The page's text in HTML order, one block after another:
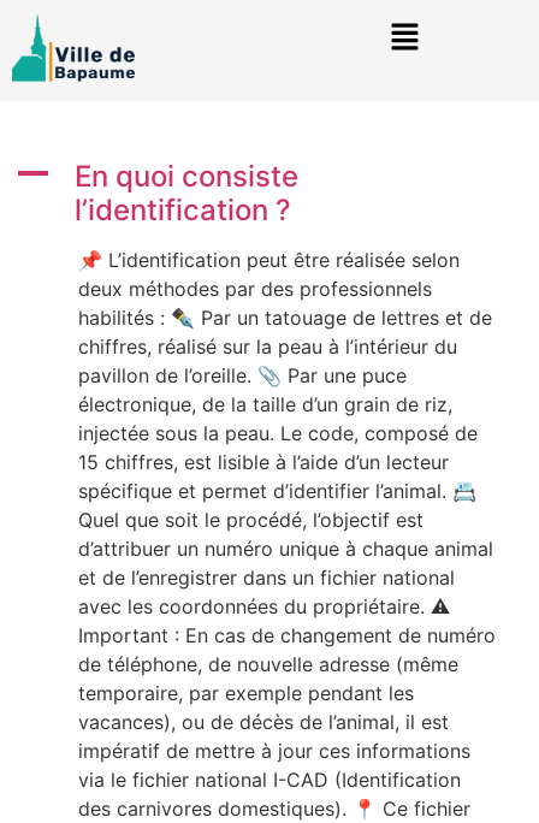
A
En quoi consiste
l’identification ?
📌 L’identification peut être réalisée selon
deux méthodes par des professionnels
habilités : ✒️ Par un tatouage de lettres et de
chiffres, réalisé sur la peau à l’intérieur du
pavillon de l’oreille. 📎 Par une puce
électronique, de la taille d’un grain de riz,
injectée sous la peau. Le code, composé de
15 chiffres, est lisible à l’aide d’un lecteur
spécifique et permet d’identifier l’animal. 📇
Quel que soit le procédé, l’objectif est
d’attribuer un numéro unique à chaque animal
et de l’enregistrer dans un fichier national
avec les coordonnées du propriétaire. ⚠️
Important : En cas de changement de numéro
de téléphone, de nouvelle adresse (même
temporaire, par exemple pendant les
vacances), ou de décès de l’animal, il est
impératif de mettre à jour ces informations
via le fichier national I-CAD (Identification
des carnivores domestiques). 📍 Ce fichier